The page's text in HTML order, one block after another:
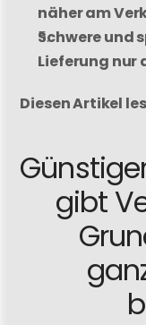
näher am
Schwere und
Lieferung nur
Diesen Artikel
gibt